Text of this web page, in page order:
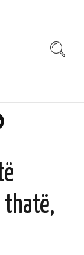
thatë,